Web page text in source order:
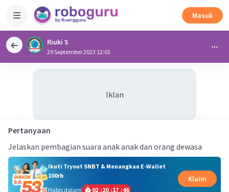
Masuk
Riuki S
29 September 2023 12:01
Iklan
Pertanyaan
Jelaskan pembagian suara anak anak dan orang dewasa
Ikuti Tryout SNBT & Menangkan E-Wallet
100rb
Habis dalam
02 :20 :17 :46
Klaim